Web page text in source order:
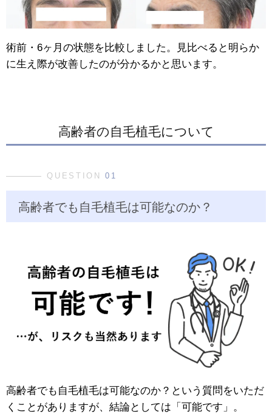
術前・6ヶ月の状態を比較しました。見比べると明らか
に生え際が改善したのが分かるかと思います。
高齢者の自毛植毛について
QUESTION01
高齢者でも自毛植毛は可能なのか？
高齢者でも自毛植毛は可能なのか？という質問をいただ
くことがありますが、結論としては「可能です」。